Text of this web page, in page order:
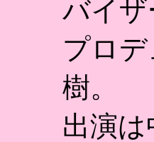
バイザ
プロ
樹。
出演